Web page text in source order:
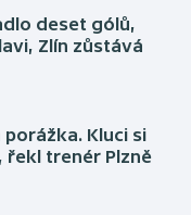
deset gólů,
Zlín zůstává
porážka. Kluci si
trenér Plzně